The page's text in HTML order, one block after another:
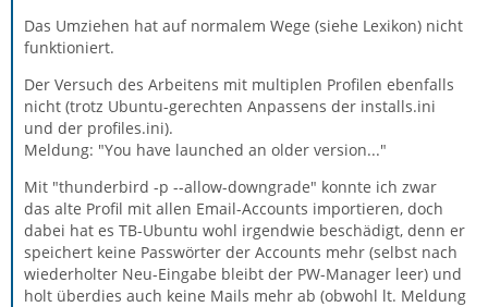
Das Umziehen hat auf normalem Wege (siehe Lexikon) nicht
funktioniert.
Der Versuch des Arbeitens mit multiplen Profilen ebenfalls
nicht (trotz Ubuntu-gerechten Anpassens der installs.ini
und der profiles.ini).
Meldung: "You have launched an older version..."
Mit "thunderbird -p --allow-downgrade" konnte ich zwar
das alte Profil mit allen Email-Accounts importieren, doch
dabei hat es TB-Ubuntu wohl irgendwie beschädigt, denn er
speichert keine Passwörter der Accounts mehr (selbst nach
wiederholter Neu-Eingabe bleibt der PW-Manager leer) und
holt überdies auch keine Mails mehr ab (obwohl lt. Meldung